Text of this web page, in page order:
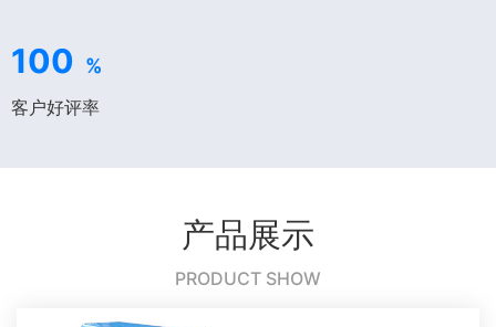
100 %
客户好评率
产品展示
PRODUCT SHOW